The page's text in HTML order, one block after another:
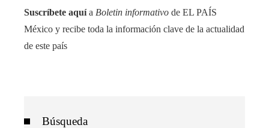
Suscríbete aquí a Boletin informativo de EL PAÍS
México y recibe toda la información clave de la actualidad
de este país
Búsqueda